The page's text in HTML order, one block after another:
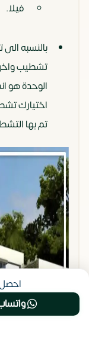
فيلا.
بالنسبه
تشطيب
الوحدة هو
اختيارك
تم بها